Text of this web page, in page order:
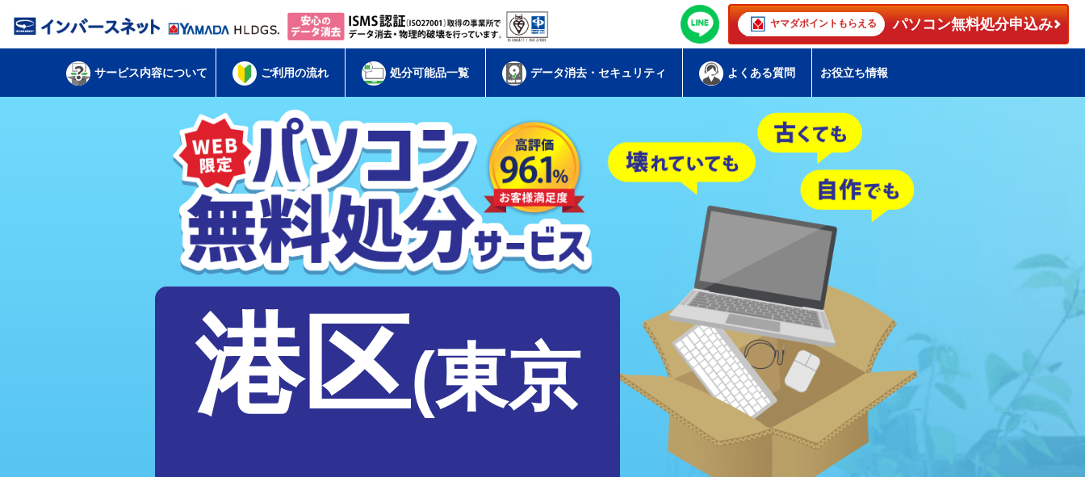
港区(東京
ヤマダポイントもらえる パソコン無料処分申込み
サービス内容について ご利用の流れ 処分可能品一覧 データ消去・セキュリティ よくある質問 お役立ち情報